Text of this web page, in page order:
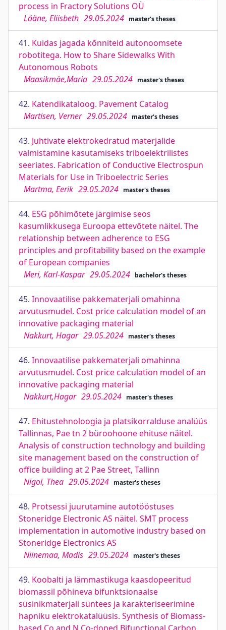
process in Fractory Solutions OÜ
Lääne, Eliisbeth 29.05.2024 master's theses
41. Kuidas jagada kõnniteid autonoomsete
robotitega. How to Share Sidewalks With
Autonomous Robots
Maasikmäe,Maria 29.05.2024 master's theses
42. Katendikataloog. Pavement Catalog
Martisen, Verner 29.05.2024 master's theses
43. Juhtivate elektrokedratud materjalide
valmistamine kasutamiseks triboelektrilistes
seeriates. Fabrication of Conductive Electrospun
Materials for Use in Triboelectric Series
Martma, Eerik 29.05.2024 master's theses
44. ESG põhimõtete järgimise seos
kasumlikkusega Euroopa ettevõtete näitel. The
relationship between adherence to ESG
principles and profitability based on the example
of European companies
Meri, Karl-Kaspar 29.05.2024 bachelor's theses
45. Innovaatilise pakkematerjali omahinna
arvutusmudel. Cost price calculation model of an
innovative packaging material
Nakkurt, Hagar 29.05.2024 master's theses
46. Innovaatilise pakkematerjali omahinna
arvutusmudel. Cost price calculation model of an
innovative packaging material
Nakkurt,Hagar 29.05.2024 master's theses
47. Ehitustehnoloogia ja platsikorralduse analüüs
Tallinnas, Pae tn 2 büroohoone ehituse näitel.
Analysis of construction technology and building
site management based on the construction of
office building at 2 Pae Street, Tallinn
Nigol, Thea 29.05.2024 master's theses
48. Protsessi juurutamine autotööstuses
Stoneridge Electronic AS näitel. SMT process
implementation in automotive industry based on
Stoneridge Electronics AS
Niinemaa, Madis 29.05.2024 master's theses
49. Koobalti ja lämmastikuga kaasdopeeritud
biomassil põhineva bifunktsionaalse
süsinikmaterjali süntees ja karakteriseerimine
hapniku elektrokatalüüsis. Synthesis of Biomass-